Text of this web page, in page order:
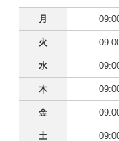
月
火
水
木
金
土